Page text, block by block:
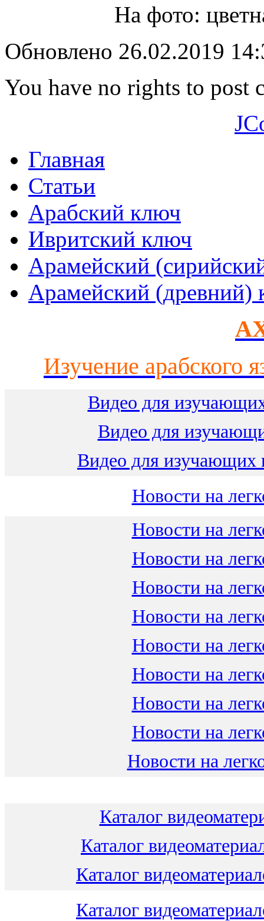
Обновлено 26.02.2019
You have no rights to post
Главная
Статьи
Арабский ключ
Ивритский ключ
Арамейский
Арамейский (древний)
Изучение арабского
Видео для
Видео для
Видео для изучающих
Новости на
Новости на
Новости на
Новости на
Новости на
Новости на
Новости на
Новости на
Новости на
Новости на
Каталог
Каталог
Каталог
Каталог